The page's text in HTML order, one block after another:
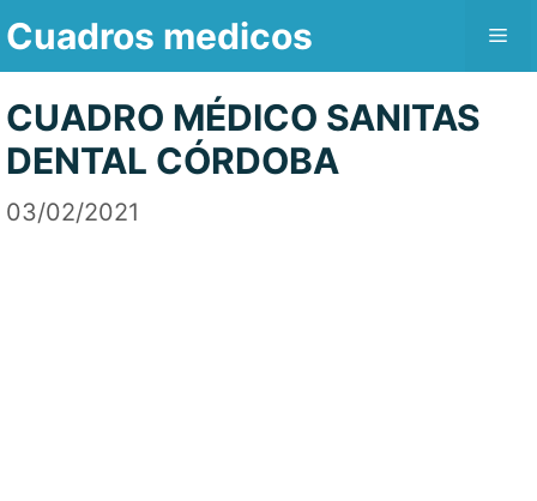
Saltar
contenido
Cuadros medicos
CUADRO MÉDICO SANITAS
DENTAL CÓRDOBA
03/02/2021